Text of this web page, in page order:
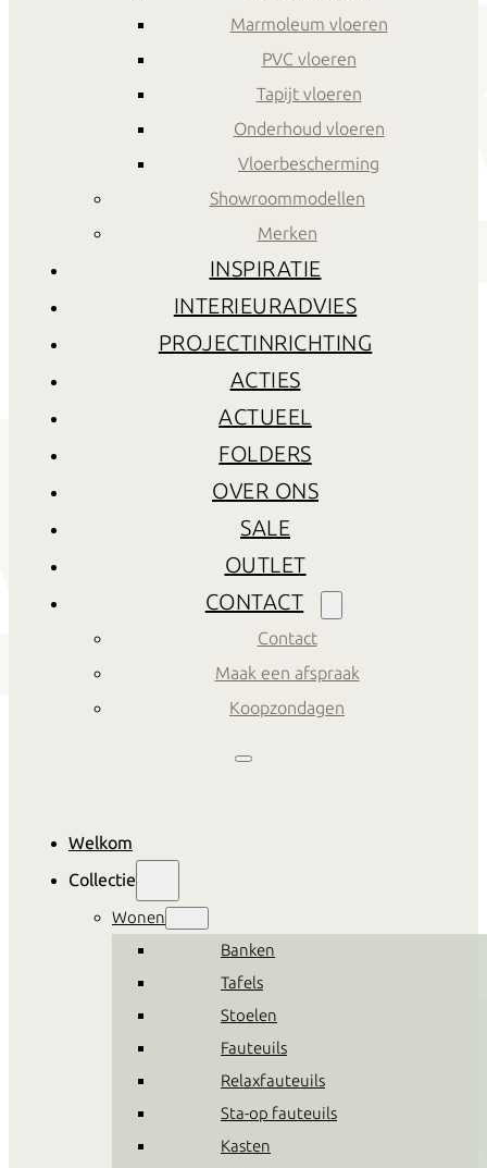
Marmoleum vloeren
PVC vloeren
Tapijt vloeren
Onderhoud vloeren
Vloerbescherming
Showroommodellen
Merken
INSPIRATIE
INTERIEURADVIES
PROJECTINRICHTING
ACTIES
ACTUEEL
FOLDERS
OVER ONS
SALE
OUTLET
CONTACT
Contact
Maak een afspraak
Koopzondagen
Welkom
Collectie
Wonen
Banken
Tafels
Stoelen
Fauteuils
Relaxfauteuils
Sta-op fauteuils
Kasten